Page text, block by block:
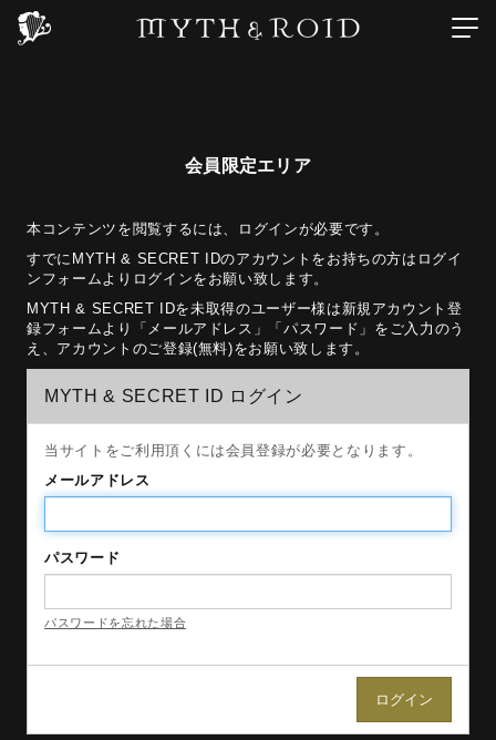
会員限定エリア
本コンテンツを閲覧するには、ログインが必要です。
すでにMYTH & SECRET IDのアカウントをお持ちの方はログイ
ンフォームよりログインをお願い致します。
MYTH & SECRET IDを未取得のユーザー様は新規アカウント登
録フォームより「メールアドレス」「パスワード」をご入力のう
え、アカウントのご登録(無料)をお願い致します。
MYTH & SECRET ID ログイン
当サイトをご利用頂くには会員登録が必要となります。
メールアドレス
パスワード
パスワードを忘れた場合